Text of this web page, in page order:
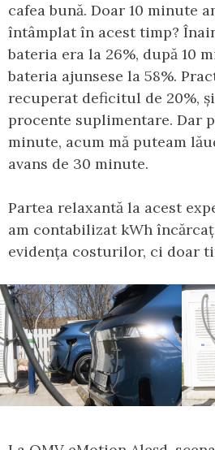
cafea bună. Doar 10 minute
întâmplat în acest timp?
bateria era la 26%, după 10
bateria ajunsese la 58%.
recuperat deficitul de 20%,
procente suplimentare. Dar
minute, acum mă puteam
avans de 30 minute.
Partea relaxantă la acest
am contabilizat kWh
evidența costurilor, ci doar